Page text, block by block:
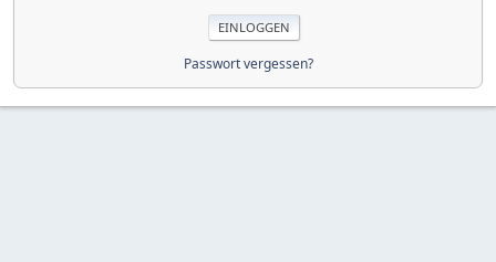
Passwort vergessen?